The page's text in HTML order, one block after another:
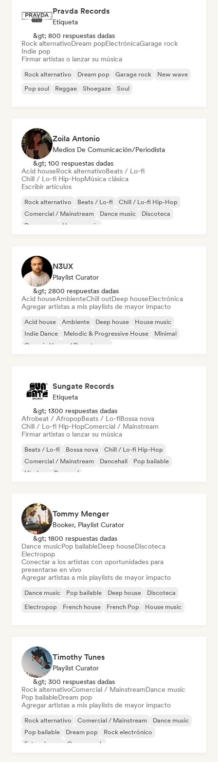
Pravda Records
Etiqueta
&gt; 800 respuestas dadas
Rock alternativoDream popElectrónicaGarage rock
Indie pop
Firmar artistas o lanzar su música
Rock alternativo Dream pop Garage rock
New wave
Pop soul
Reggae Shoegaze Soul
Zoila Antonio
Medios De Comunicación/Periodista
&gt; 100 respuestas dadas
Acid houseRock alternativoBeats / Lo-fi
Chill / Lo-fi Hip-HopMúsica clásica
Escribir artículos
Rock alternativo Beats / Lo-fi
Chill / Lo-fi Hip-Hop
Comercial / Mainstream
Dance music
Discoteca
Dream pop
House music
N3UX
Playlist Curator
&gt; 2800 respuestas dadas
Acid houseAmbienteChill outDeep houseElectrónica
Agregar artistas a mis playlists de mayor impacto
Acid house Ambiente Deep house
House music
Indie Dance
Melodic & Progressive House
Minimal
Organic House / Downtempo
Sungate Records
Etiqueta
&gt; 1300 respuestas dadas
Afrobeat / AfropopBeats / Lo-fiBossa nova
Chill / Lo-fi Hip-HopComercial / Mainstream
Firmar artistas o lanzar su música
Beats / Lo-fi Bossa nova
Chill / Lo-fi Hip-Hop
Comercial / Mainstream
Dancehall
Pop bailable
Hip-hop
Pop soul
Tommy Menger
Booker, Playlist Curator
&gt; 1800 respuestas dadas
Dance musicPop bailableDeep houseDiscoteca
Electropop
Conectar a los artistas con oportunidades para
presentarse en vivo
Agregar artistas a mis playlists de mayor impacto
Dance music Pop bailable Deep house
Discoteca
Electropop
French house French Pop House music
Timothy Tunes
Playlist Curator
&gt; 300 respuestas dadas
Rock alternativoComercial / MainstreamDance music
Pop bailableDream pop
Agregar artistas a mis playlists de mayor impacto
Rock alternativo Comercial / Mainstream
Dance music
Pop bailable
Dream pop
Rock electrónico
Future house
Garage rock